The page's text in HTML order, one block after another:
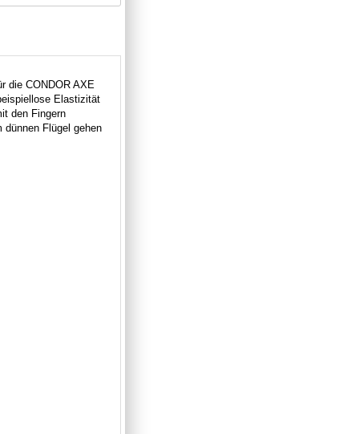
die CONDOR AXE
Elastizität
den Fingern
Flügel gehen